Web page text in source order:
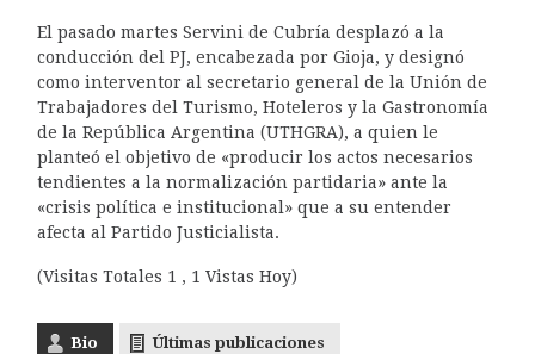
El pasado martes Servini de Cubría desplazó a la
conducción del PJ, encabezada por Gioja, y designó
como interventor al secretario general de la Unión de
Trabajadores del Turismo, Hoteleros y la Gastronomía
de la República Argentina (UTHGRA), a quien le
planteó el objetivo de «producir los actos necesarios
tendientes a la normalización partidaria» ante la
«crisis política e institucional» que a su entender
afecta al Partido Justicialista.
(Visitas Totales 1 , 1 Vistas Hoy)
Bio Últimas publicaciones